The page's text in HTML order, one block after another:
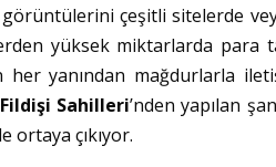
çeşitli sitelerde
yüksek miktarlarda para
her yanından mağdurlarla
Fildişi Sahilleri’nden yapılan
ortaya çıkıyor.